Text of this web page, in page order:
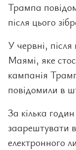
Трампа
після цього
У червні,
Маямі, яке
кампанія
повідомили в
За кілька
заарештувати
електронного